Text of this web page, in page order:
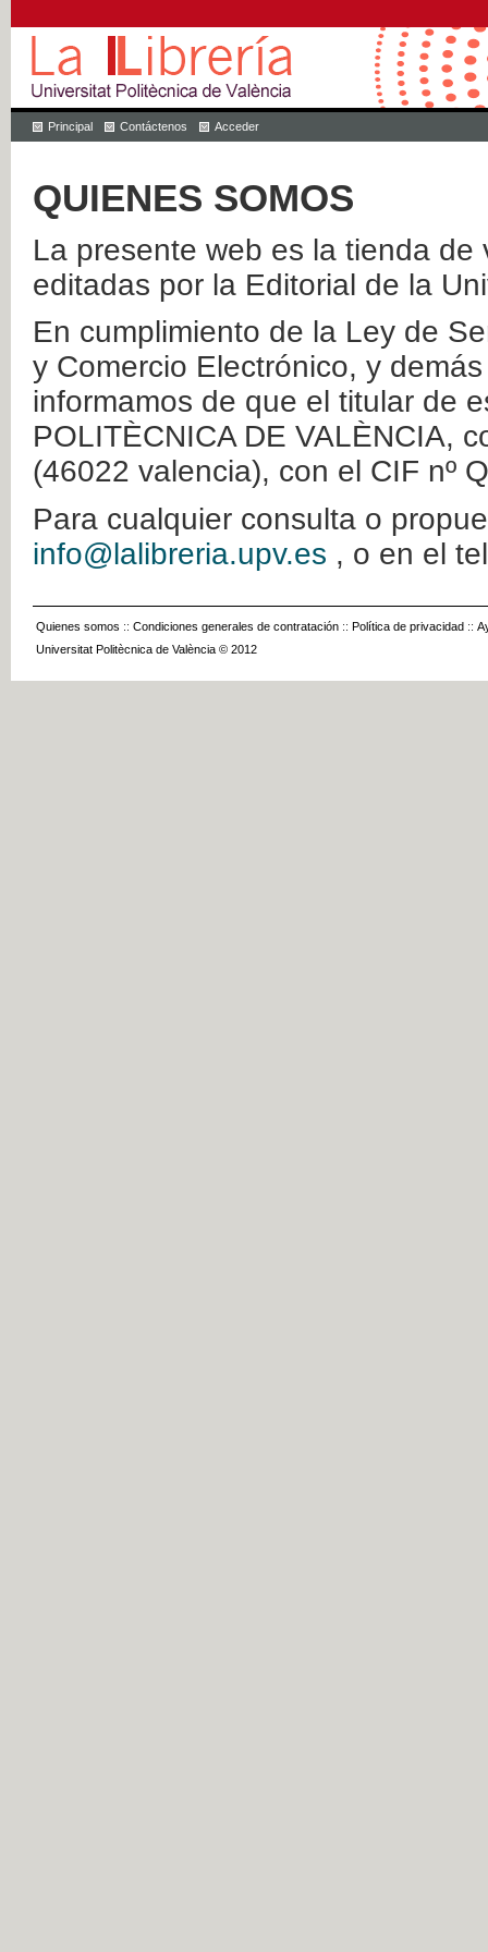
Principal Contáctenos Acceder
QUIENES SOMOS
La presente web es la tienda
editadas por la Editorial de la
En cumplimiento de la Ley de
y Comercio Electrónico, y
informamos de que el titular de
POLITÈCNICA DE VALÈNCIA,
(46022 valencia), con el CIF nº
Para cualquier consulta o
info@lalibreria.upv.es , o en el
Quienes somos :: Condiciones generales de contratación :: Política de privacidad ::
Universitat Politècnica de València © 2012